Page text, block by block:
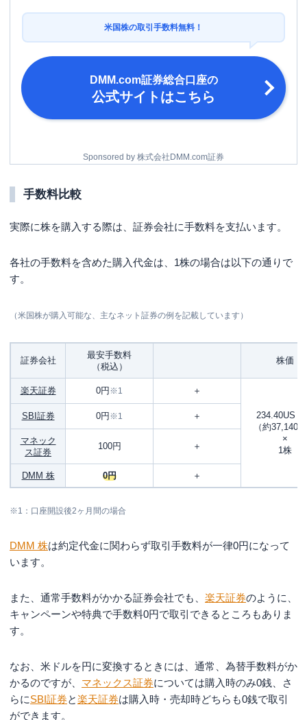
約定代金の0.495％
※最大22米ドル
マネックス証券
※最大22米ドル
米国株の取引手数料無料！
DMM.com証券総合口座の
公式サイトはこちら
Sponsored by 株式会社DMM.com証券
手数料比較
実際に株を購入する際は、証券会社に手数料を支払います。
各社の手数料を含めた購入代金は、1株の場合は以下の通りで
す。
（米国株が購入可能な、主なネット証券の例を記載しています）
証券会社
最安手数料
（税込）
株価
楽天証券 0円 ※1 ＋
234.40USド
（約37,140
×
1株
SBI証券 0円 ※1 ＋
マネック
ス証券
100円 ＋
DMM 株 0円 ＋
※1：口座開設後2ヶ月間の場合
DMM 株は約定代金に関わらず取引手数料が一律0円になって
います。
また、通常手数料がかかる証券会社でも、 楽天証券のように、
キャンペーンや特典で手数料0円で取引できるところもありま
す。
なお、米ドルを円に変換するときには、通常、為替手数料がか
かるのですが、 マネックス証券については購入時のみ0銭、さ
らにSBI証券と楽天証券は購入時・売却時どちらも0銭で取引
ができます。